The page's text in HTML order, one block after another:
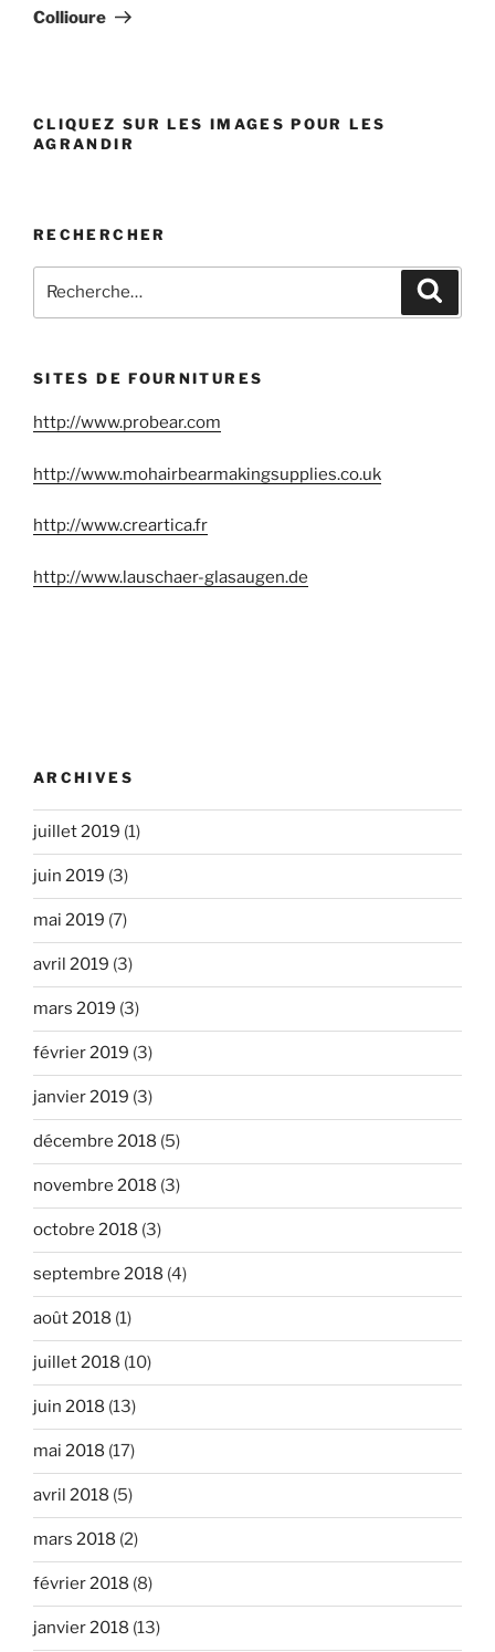
suivant
Collioure
CLIQUEZ SUR LES IMAGES POUR LES
AGRANDIR
RECHERCHER
Recherche
SITES DE FOURNITURES
http://www.probear.com
http://www.mohairbearmakingsupplies.co.uk
http://www.creartica.fr
http://www.lauschaer-glasaugen.de
ARCHIVES
juillet 2019 (1)
juin 2019 (3)
mai 2019 (7)
avril 2019 (3)
mars 2019 (3)
février 2019 (3)
janvier 2019 (3)
décembre 2018 (5)
novembre 2018 (3)
octobre 2018 (3)
septembre 2018 (4)
août 2018 (1)
juillet 2018 (10)
juin 2018 (13)
mai 2018 (17)
avril 2018 (5)
mars 2018 (2)
février 2018 (8)
janvier 2018 (13)